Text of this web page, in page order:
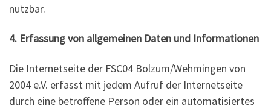
nutzbar.
4. Erfassung von allgemeinen Daten und Informationen
Die Internetseite der FSC04 Bolzum/Wehmingen von
2004 e.V. erfasst mit jedem Aufruf der Internetseite
durch eine betroffene Person oder ein automatisiertes